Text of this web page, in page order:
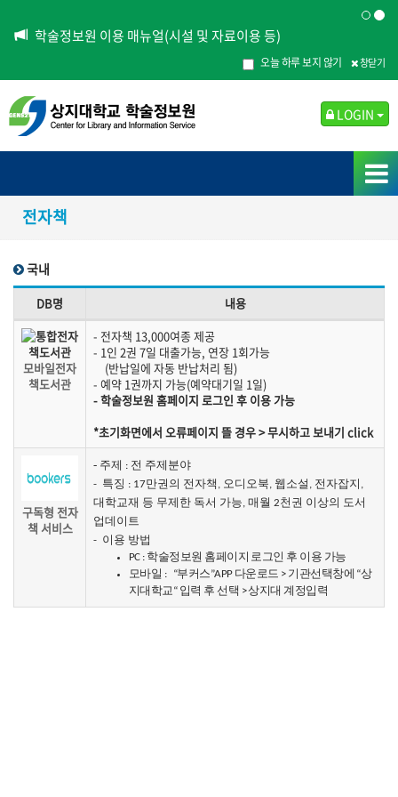
학술정보원 이용 매뉴얼(시설 및 자료이용 등)
오늘 하루 보지 않기 창닫기
LOGIN
전자책
국내
국내 리스트
DB명
내용
모바일전자
책도서관
- 전자책 13,000여종 제공
- 1인 2권 7일 대출가능, 연장 1회가능
(반납일에 자동 반납처리 됨)
- 예약 1권까지 가능(예약대기일 1일)
- 학술정보원 홈페이지 로그인 후 이용 가능
*초기화면에서 오류페이지 뜰 경우 > 무시하고 보내기 click
구독형 전자
책 서비스
- 주제 : 전 주제분야
- 특징 : 17만권의 전자책 , 오디오북, 웹소설 , 전자잡지 ,
대학교재 등 무제한 독서 가능, 매월 2천권 이상의 도서
업데이트
- 이용 방법
PC : 학술정보원 홈페이지 로그인 후 이용 가능
모바일 : “부커스”APP 다운로드 > 기관선택창에 “상
지대학교“ 입력 후 선택 > 상지대 계정입력